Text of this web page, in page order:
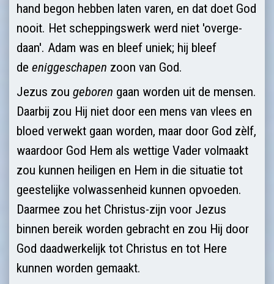
hand begon hebben laten varen, en dat doet God
nooit. Het scheppingswerk werd niet 'overge­
daan'. Adam was en bleef uniek; hij bleef
de eniggeschapen zoon van God.
Jezus zou geboren gaan worden uit de mensen.
Daarbij zou Hij niet door een mens van vlees en
bloed verwekt gaan worden, maar door God zèlf,
waardoor God Hem als wettige Vader volmaakt
zou kunnen heiligen en Hem in die situatie tot
geestelijke volwassenheid kunnen opvoeden.
Daarmee zou het Christus-zijn voor Jezus
binnen bereik worden gebracht en zou Hij door
God daadwer­kelijk tot Christus en tot Here
kunnen worden gemaakt.